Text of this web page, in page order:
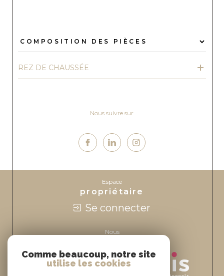
REZ DE CHAUSSÉE
Nous suivre sur
Espace
propriétaire
Se connecter
Nous
Comme beaucoup, notre site
utilise les cookies